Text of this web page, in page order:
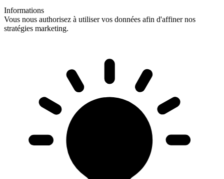
Informations
Vous nous authorisez à utiliser vos données afin d'affiner nos
stratégies marketing.